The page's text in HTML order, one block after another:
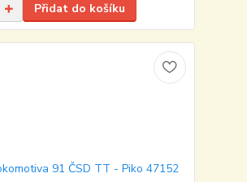
Přidat do košíku